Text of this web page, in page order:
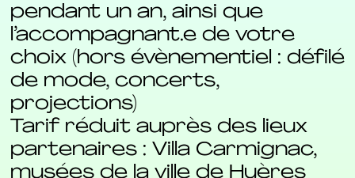
pendant un an, ainsi que
l’accompagnant.e de votre
choix (hors évènementiel : défilé
de mode, concerts,
projections)
Tarif réduit auprès des lieux
partenaires : Villa Carmignac,
musées de la ville de Hyères